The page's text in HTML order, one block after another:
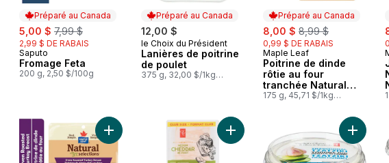
Préparé au Canada
sale:
5,00 $ , formerly:
7,99 $
2,99 $ DE RABAIS
Préparé au Canada
Saputo
Fromage Feta
200 g, 2,50 $/100g
Préparé au Canada
12,00 $
Préparé au Canada
le Choix du Président
Lanières de poitrine
de poulet
375 g, 32,00 $/1kg
Préparé au Canada
sale:
8,00 $ , formerly:
8,99 $
0,99 $ DE RABAIS
Préparé au Canada
Maple Leaf
Poitrine de dinde
rôtie au four
tranchée Natural
Selections
175 g, 45,71 $/1kg
Ajouter Dinde rtie au four tranche Natural Selections Format
Ajouter Fromage cheddar mi-fort
Ajouter